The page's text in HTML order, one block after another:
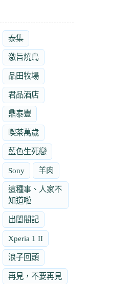
泰集
激旨燒鳥
品田牧場
君品酒店
鼎泰豐
喫茶萬歲
藍色生死戀
Sony 羊肉
這種事、人家不
知道啦
出閨閣記
Xperia 1 II
浪子回頭
再見，不要再見